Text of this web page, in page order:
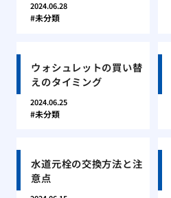
2024.06.28
未分類
ウォシュレットの買い替
えのタイミング
2024.06.25
未分類
水道元栓の交換方法と注
意点